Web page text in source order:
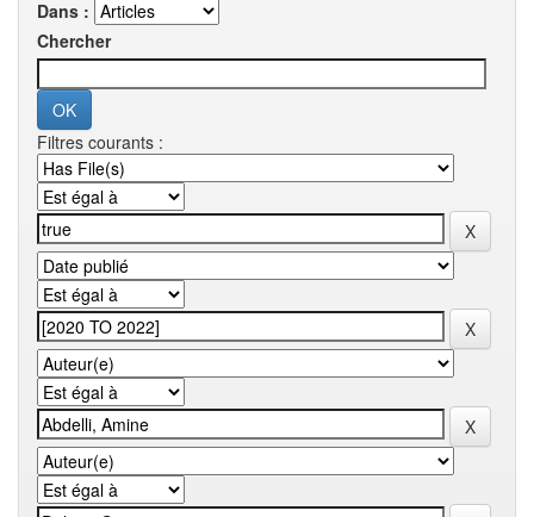
Dans :
Chercher
Filtres courants :